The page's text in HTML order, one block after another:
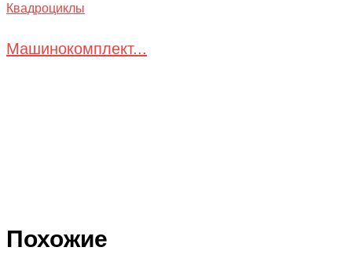
Квадроциклы
Машинокомплект...
Похожие